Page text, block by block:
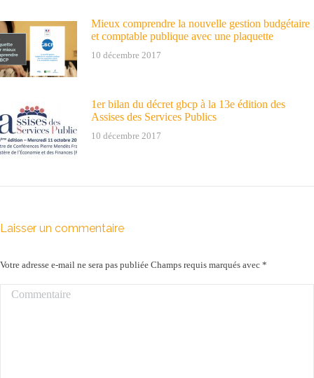
Mieux comprendre la nouvelle gestion budgétaire
et comptable publique avec une plaquette
10 décembre 2017
1er bilan du décret gbcp à la 13e édition des
Assises des Services Publics
10 décembre 2017
Laisser un commentaire
Votre adresse e-mail ne sera pas publiée Champs requis marqués avec *
Commentaire